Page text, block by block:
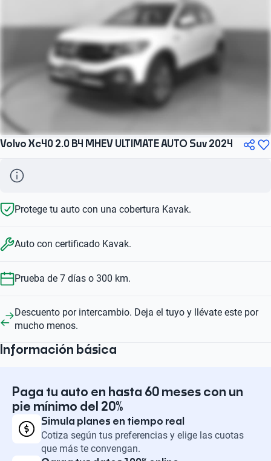
Volvo Xc40 2.0 B4 MHEV ULTIMATE AUTO Suv 2024
Protege tu auto con una cobertura Kavak.
Auto con certificado Kavak.
Prueba de 7 días o 300 km.
Descuento por intercambio. Deja el tuyo y llévate este por
mucho menos.
Información básica
Paga tu auto en hasta 60 meses con un
pie mínimo del 20%
Simula planes en tiempo real
Cotiza según tus preferencias y elige las cuotas
que más te convengan.